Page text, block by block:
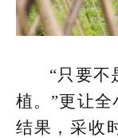
“只要不
植。”更让
结果，采收